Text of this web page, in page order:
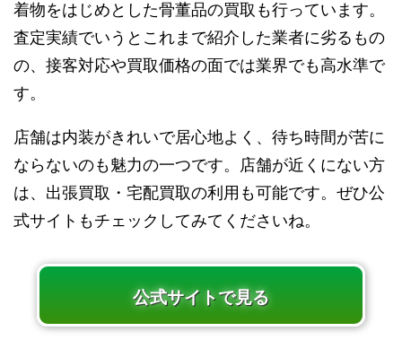
着物をはじめとした骨董品の買取も行っています。
査定実績でいうとこれまで紹介した業者に劣るもの
の、接客対応や買取価格の面では業界でも高水準で
す。
店舗は内装がきれいで居心地よく、待ち時間が苦に
ならないのも魅力の一つです。店舗が近くにない方
は、出張買取・宅配買取の利用も可能です。ぜひ公
式サイトもチェックしてみてくださいね。
公式サイトで見る